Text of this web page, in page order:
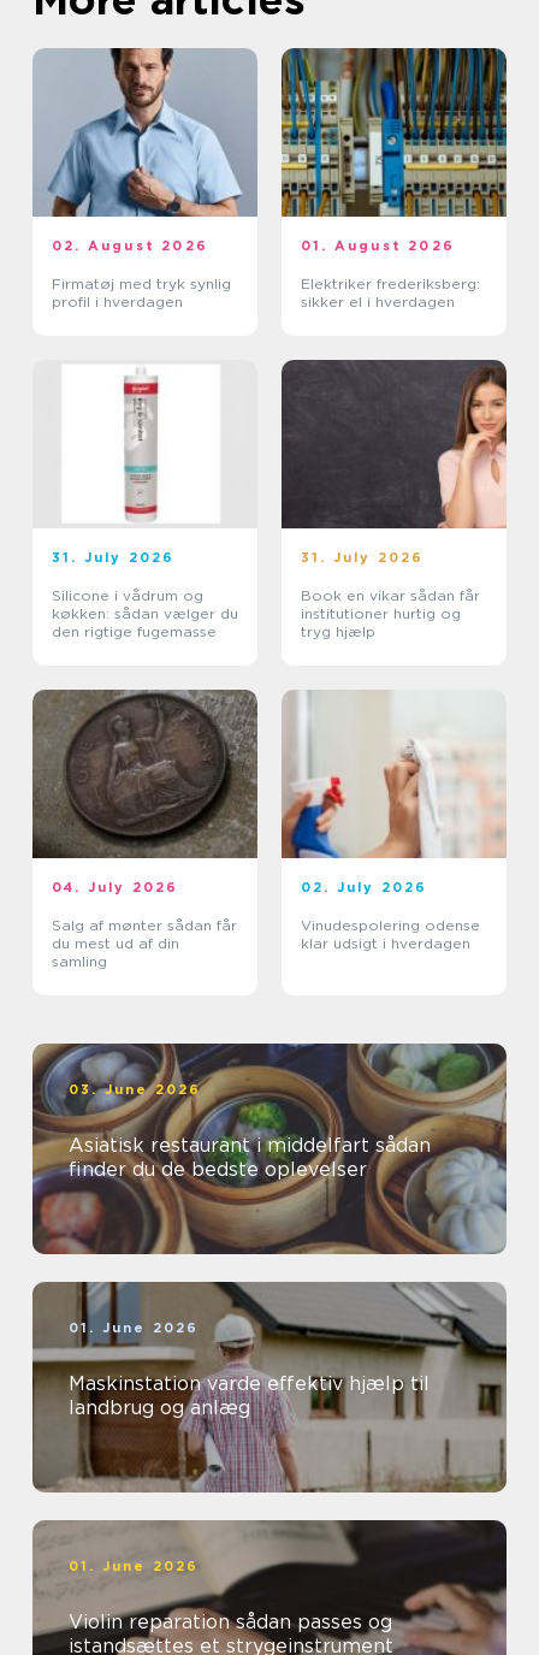
02. August 2026
Firmatøj med tryk synlig
profil i hverdagen
01. August 2026
Elektriker frederiksberg:
sikker el i hverdagen
31. July 2026
Silicone i vådrum og
køkken: sådan vælger du
den rigtige fugemasse
31. July 2026
Book en vikar sådan får
institutioner hurtig og
tryg hjælp
04. July 2026
Salg af mønter sådan får
du mest ud af din
samling
02. July 2026
Vinudespolering odense
klar udsigt i hverdagen
03. June 2026
Asiatisk restaurant i middelfart sådan
finder du de bedste oplevelser
01. June 2026
Maskinstation varde effektiv hjælp til
landbrug og anlæg
01. June 2026
Violin reparation sådan passes og
istandsættes et strygeinstrument